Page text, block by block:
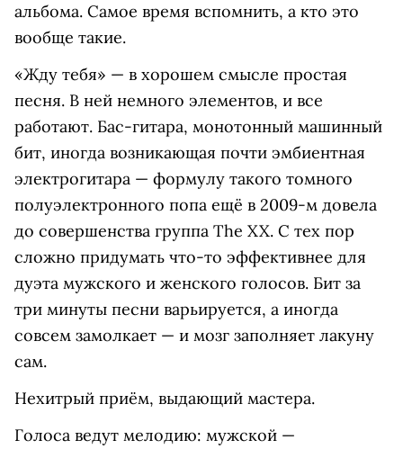
альбома. Самое время вспомнить, а кто это
вообще такие.
«Жду тебя» — в хорошем смысле простая
песня. В ней немного элементов, и все
работают. Бас-гитара, монотонный машинный
бит, иногда возникающая почти эмбиентная
электрогитара — формулу такого томного
полуэлектронного попа ещё в 2009-м довела
до совершенства группа The XX. С тех пор
сложно придумать что-то эффективнее для
дуэта мужского и женского голосов. Бит за
три минуты песни варьируется, а иногда
совсем замолкает — и мозг заполняет лакуну
сам.
Нехитрый приём, выдающий мастера.
Голоса ведут мелодию: мужской —